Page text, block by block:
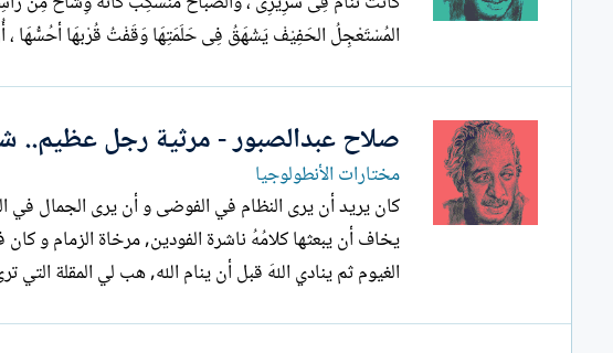
المُسْتَعْجِلُ الحَفِيْفْ يَشْهَقُ فِى حَلَمَتِهَا وَقَفْتُ قُرْبهَا أحُسُّهَا ،
صلاح عبدالصبور - مرثية رجل عظيم..
مختارات الأنطولوجيا
كان يريد أن يرى النظام في الفوضى و أن يرى الجمال في
يخاف أن يبعثها كلامُهُ ناشرة الفودين, مرخاة الزمام و
الغيوم ثم ينادي اللهَ قبل أن ينام الله, هب لي المقلة التي